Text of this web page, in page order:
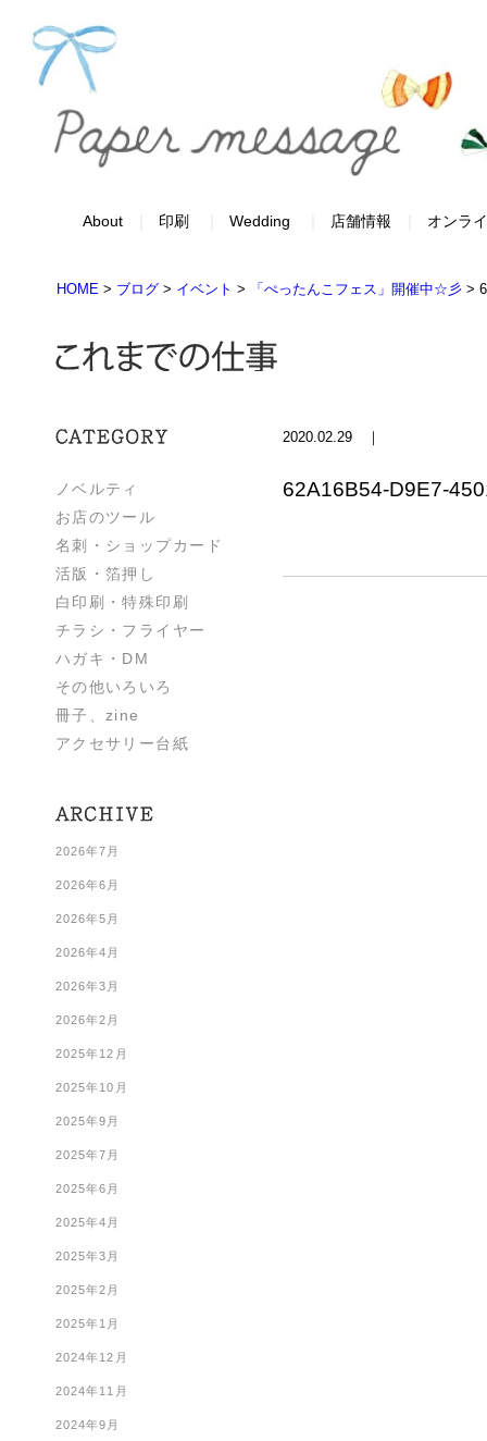
About 印刷 Wedding 店舗情報 オンラ
HOME > ブログ > イベント > 「ぺったんこフェス」開催中☆彡 >
ノベルティ
お店のツール
名刺・ショップカード
活版・箔押し
白印刷・特殊印刷
チラシ・フライヤー
ハガキ・DM
その他いろいろ
冊子、zine
アクセサリー台紙
2026年7月
2026年6月
2026年5月
2026年4月
2026年3月
2026年2月
2025年12月
2025年10月
2025年9月
2025年7月
2025年6月
2025年4月
2025年3月
2025年2月
2025年1月
2024年12月
2024年11月
2024年9月
2020.02.29 ｜
62A16B54-D9E7-